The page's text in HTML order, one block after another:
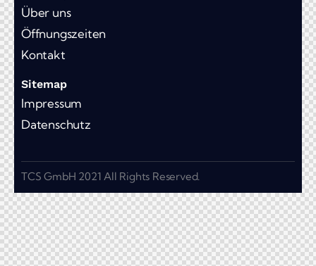
Über uns
Öffnungszeiten
Kontakt
Sitemap
Impressum
Datenschutz
TCS GmbH 2021 All Rights Reserved.